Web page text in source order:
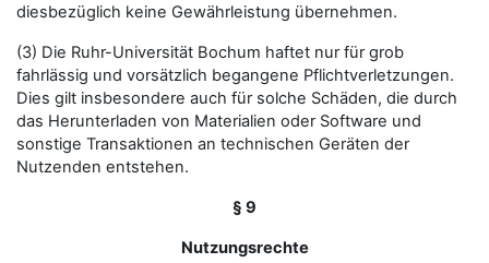
diesbezüglich keine Gewährleistung übernehmen.
(3) Die Ruhr-Universität Bochum haftet nur für grob
fahrlässig und vorsätzlich begangene Pflichtverletzungen.
Dies gilt insbesondere auch für solche Schäden, die durch
das Herunterladen von Materialien oder Software und
sonstige Transaktionen an technischen Geräten der
Nutzenden entstehen.
§ 9
Nutzungsrechte